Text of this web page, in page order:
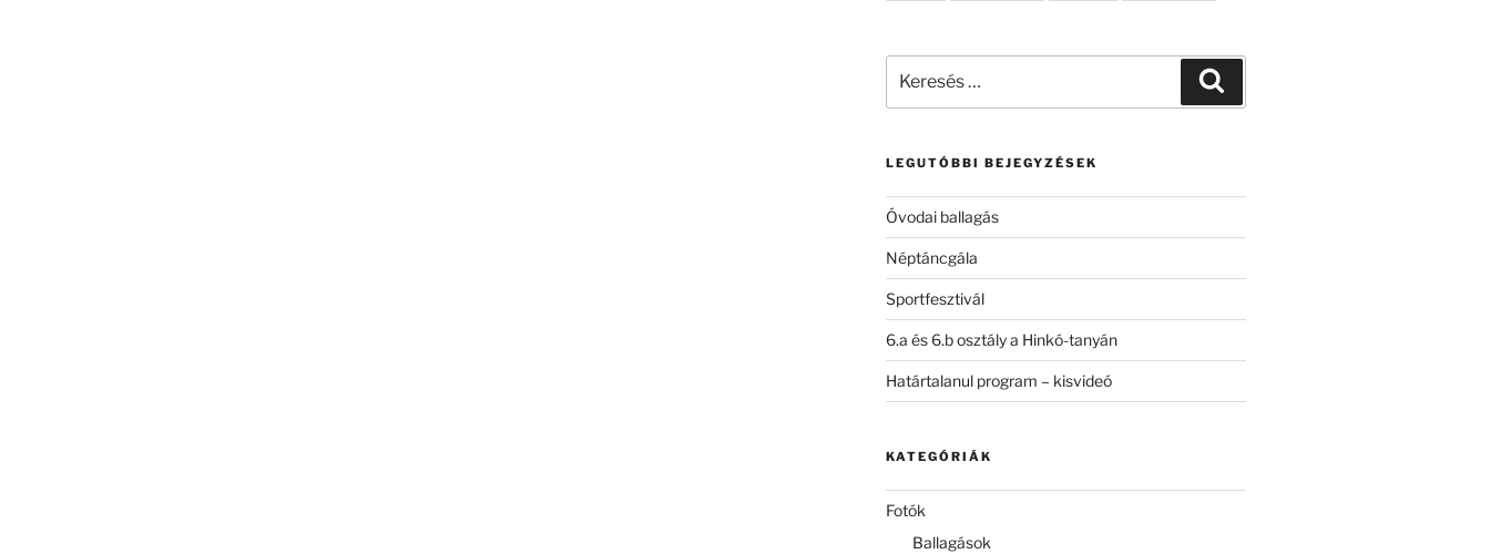
következő
LEGUTÓBBI BEJEGYZÉSEK
Óvodai ballagás
Néptáncgála
Sportfesztivál
6.a és 6.b osztály a Hinkó-tanyán
Határtalanul program – kisvideó
KATEGÓRIÁK
Fotók
Ballagások